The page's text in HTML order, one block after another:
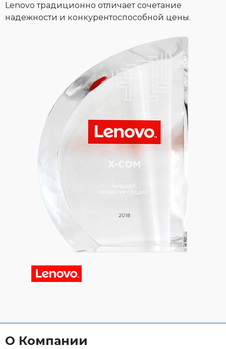
Lenovo традиционно отличает сочетание
надежности и конкурентоспособной цены.
О Компании